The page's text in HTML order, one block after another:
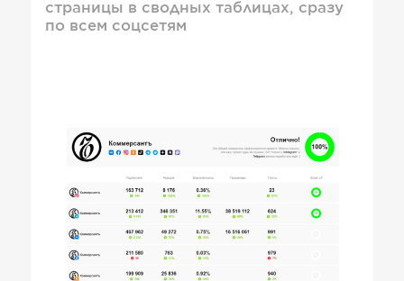
страницы в сводных таблицах, сразу
по всем соцсетям